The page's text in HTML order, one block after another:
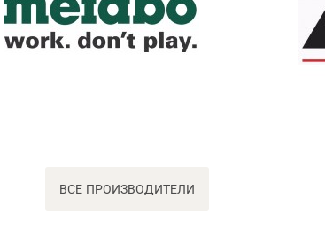
ВСЕ ПРОИЗВОДИТЕЛИ